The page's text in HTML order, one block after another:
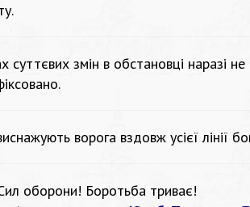
суттєвих змін в обстановці наразі
ворога вздовж усієї лінії
оборони! Боротьба триває!